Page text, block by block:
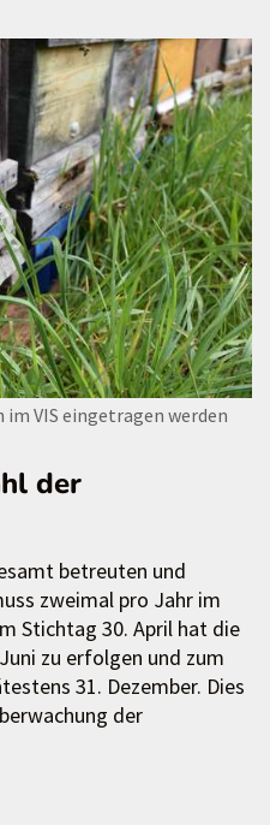
VIS eingetragen werden
der
betreuten und
zweimal pro Jahr im
Stichtag 30. April hat die
zu erfolgen und zum
31. Dezember. Dies
der